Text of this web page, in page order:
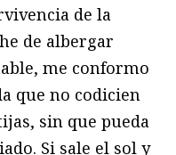
de la
de albergar
me conformo
que no codicien
sin que pueda
Si sale el sol y